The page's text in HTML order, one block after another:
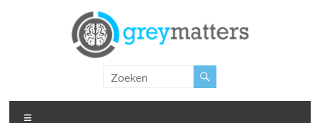
Matters